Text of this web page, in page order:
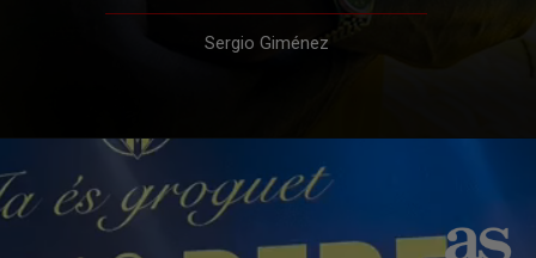
Sergio Giménez